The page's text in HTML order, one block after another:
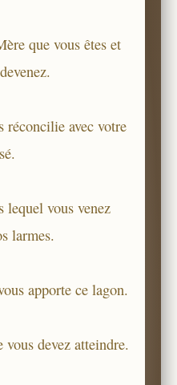
que vous êtes et
réconcilie avec votre
lequel vous venez
larmes.
apporte ce lagon.
vous devez atteindre.